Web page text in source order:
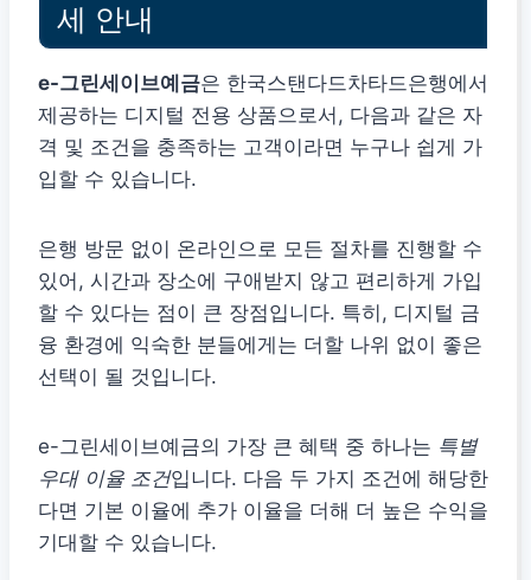
세 안내
e-그린세이브예금은 한국스탠다드차타드은행에서
제공하는 디지털 전용 상품으로서, 다음과 같은 자
격 및 조건을 충족하는 고객이라면 누구나 쉽게 가
입할 수 있습니다.
은행 방문 없이 온라인으로 모든 절차를 진행할 수
있어, 시간과 장소에 구애받지 않고 편리하게 가입
할 수 있다는 점이 큰 장점입니다. 특히, 디지털 금
융 환경에 익숙한 분들에게는 더할 나위 없이 좋은
선택이 될 것입니다.
e-그린세이브예금의 가장 큰 혜택 중 하나는 특별
우대 이율 조건입니다. 다음 두 가지 조건에 해당한
다면 기본 이율에 추가 이율을 더해 더 높은 수익을
기대할 수 있습니다.